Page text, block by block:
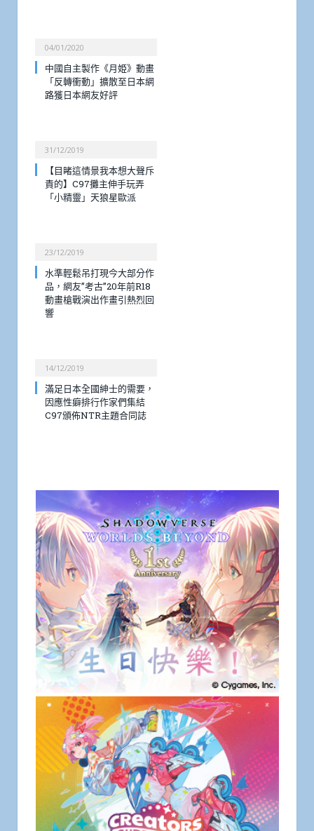
04/01/2020
中國自主製作《月姫》動畫
「反轉衝動」擴散至日本網
路獲日本網友好評
31/12/2019
【目睹這情景我本想大聲斥
責的】C97攤主伸手玩弄
「小精靈」天狼星歐派
23/12/2019
水準輕鬆吊打現今大部分作
品，網友”考古”20年前R18
動畫槍戰演出作畫引熱烈回
響
14/12/2019
滿足日本全國紳士的需要，
因應性癖排行作家們集結
C97頒佈NTR主題合同誌